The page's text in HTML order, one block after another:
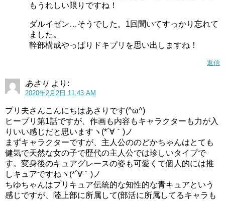
もうれしい限りですね！
ダルイゼン…そうでした。1回聞いてすっかり忘れて
ました。
幹部構成やっぱりドキプリを思い出しますね！
返信
あさり より:
2020年2月2日 11:43 AM
プリ夫さんこんにちはあさりです(^ω^)
ヒープリ第1話ですが、作画も内容もキャラクターも力が入
りいい感じだと思いますヽ(*´∀｀)ノ
まずキャラクターですが、主人公ののどかちゃんはとても
健気で天然な女の子で歴代の主人公では珍しいタイプで
す。変身後のキュアグレースの姿も可愛くて個人的には推
しキュアですねヽ(*´∀｀)ノ
ちゆちゃんはプリキュア伝統的な知性的な青キュアという
感じですが、陸上部に所属して(部活に所属してるキャラも